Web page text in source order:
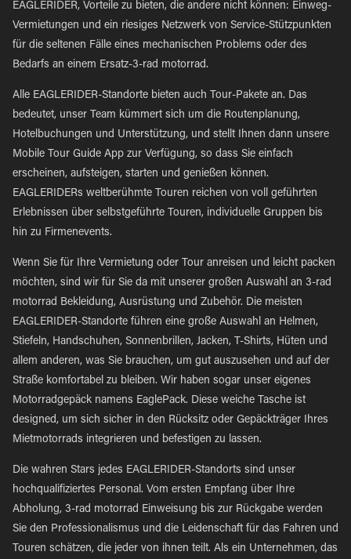
EAGLERIDER, Vorteile zu bieten, die andere nicht können: Einweg-
Vermietungen und ein riesiges Netzwerk von Service-Stützpunkten
für die seltenen Fälle eines mechanischen Problems oder des
Bedarfs an einem Ersatz-3-rad motorrad.
Alle EAGLERIDER-Standorte bieten auch Tour-Pakete an. Das
bedeutet, unser Team kümmert sich um die Routenplanung,
Hotelbuchungen und Unterstützung, und stellt Ihnen dann unsere
Mobile Tour Guide App zur Verfügung, so dass Sie einfach
erscheinen, aufsteigen, starten und genießen können.
EAGLERIDERs weltberühmte Touren reichen von voll geführten
Erlebnissen über selbstgeführte Touren, individuelle Gruppen bis
hin zu Firmenevents.
Wenn Sie für Ihre Vermietung oder Tour anreisen und leicht packen
möchten, sind wir für Sie da mit unserer großen Auswahl an 3-rad
motorrad Bekleidung, Ausrüstung und Zubehör. Die meisten
EAGLERIDER-Standorte führen eine große Auswahl an Helmen,
Stiefeln, Handschuhen, Sonnenbrillen, Jacken, T-Shirts, Hüten und
allem anderen, was Sie brauchen, um gut auszusehen und auf der
Straße komfortabel zu bleiben. Wir haben sogar unser eigenes
Motorradgepäck namens EaglePack. Diese weiche Tasche ist
designed, um sich sicher in den Rücksitz oder Gepäckträger Ihres
Mietmotorrads integrieren und befestigen zu lassen.
Die wahren Stars jedes EAGLERIDER-Standorts sind unser
hochqualifiziertes Personal. Vom ersten Empfang über Ihre
Abholung, 3-rad motorrad Einweisung bis zur Rückgabe werden
Sie den Professionalismus und die Leidenschaft für das Fahren und
Touren schätzen, die jeder von ihnen teilt. Als ein Unternehmen, das